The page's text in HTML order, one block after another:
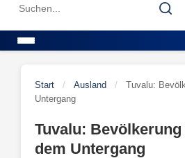
Search
Start / Ausland /
Tuvalu:
Untergang
Tuvalu:
dem Untergang